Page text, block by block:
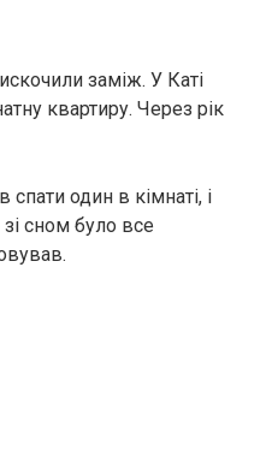
заміж. У Каті
квартиру. Через рік
один в кімнаті, і
зі сном було все